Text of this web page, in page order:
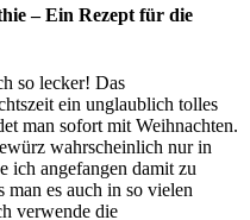
– Ein Rezept für die
so lecker! Das
ein unglaublich tolles
man sofort mit Weihnachten.
wahrscheinlich nur in
ich angefangen damit zu
man es auch in so vielen
verwende die